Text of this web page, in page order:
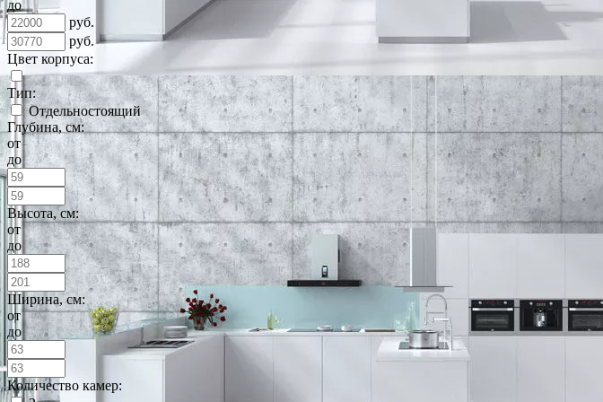
до
руб.
руб.
Цвет корпуса:
Тип:
Отдельностоящий
Глубина, см:
от
до
Высота, см:
от
до
Ширина, см:
от
до
Количество камер: